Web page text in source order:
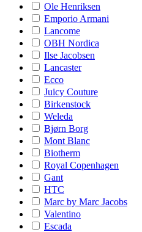
Ole Henriksen
Emporio Armani
Lancome
OBH Nordica
Ilse Jacobsen
Lancaster
Ecco
Juicy Couture
Birkenstock
Weleda
Bjørn Borg
Mont Blanc
Biotherm
Royal Copenhagen
Gant
HTC
Marc by Marc Jacobs
Valentino
Escada